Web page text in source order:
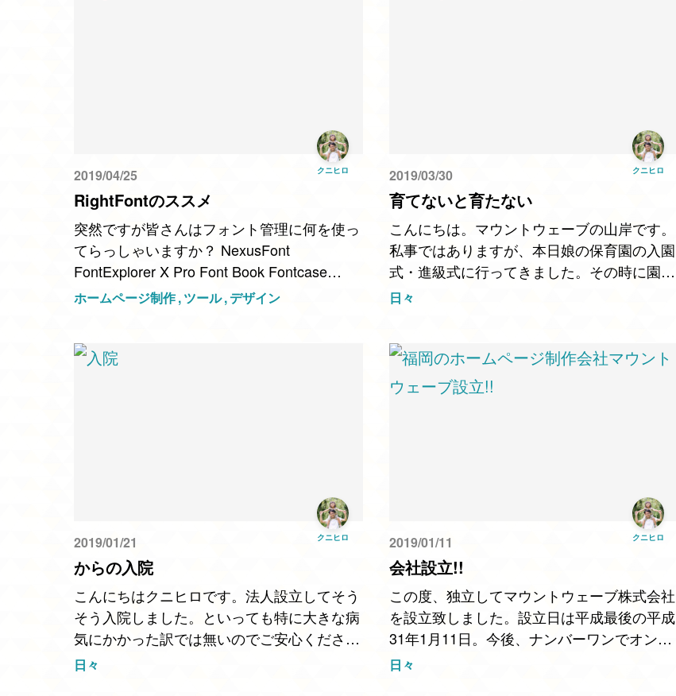
クニヒロ
2019/04/25
RightFontのススメ
突然ですが皆さんはフォント管理に何を使っ
てらっしゃいますか？ NexusFont
FontExplorer X Pro Font Book Fontcase
RightFont などなど、色々なフォントツール
ホームページ制作 ツール デザイン
クニヒロ
2019/03/30
育てないと育たない
こんにちは。マウントウェーブの山岸です。
私事ではありますが、本日娘の保育園の入園
式・進級式に行ってきました。その時に園長
先生が「子どもは育てないと育たない」とぽ
日々
クニヒロ
2019/01/21
からの入院
こんにちはクニヒロです。法人設立してそう
そう入院しました。といっても特に大きな病
気にかかった訳では無いのでご安心くださ
い。 扁桃腺が少し大きいらしく、ハタチ位
日々
クニヒロ
2019/01/11
会社設立!!
この度、独立してマウントウェーブ株式会社
を設立致しました。設立日は平成最後の平成
31年1月11日。今後、ナンバーワンでオンリ
ーワンな会社になるように、業務に励んでい
日々